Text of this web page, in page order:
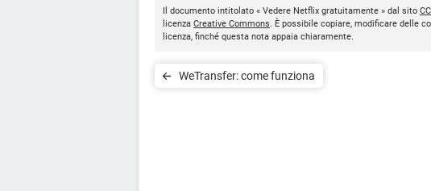
Il documento intitolato « Vedere Netflix gratuitamente » dal sito
licenza Creative Commons. È possibile copiare, modificare delle
licenza, finché questa nota appaia chiaramente.
WeTransfer: come funziona